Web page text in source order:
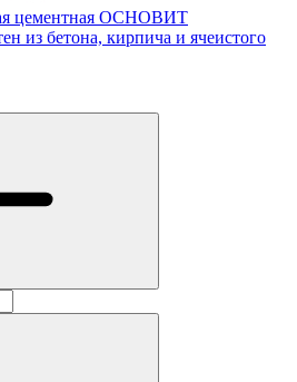
цементная ОСНОВИТ
бетона, кирпича и ячеистого